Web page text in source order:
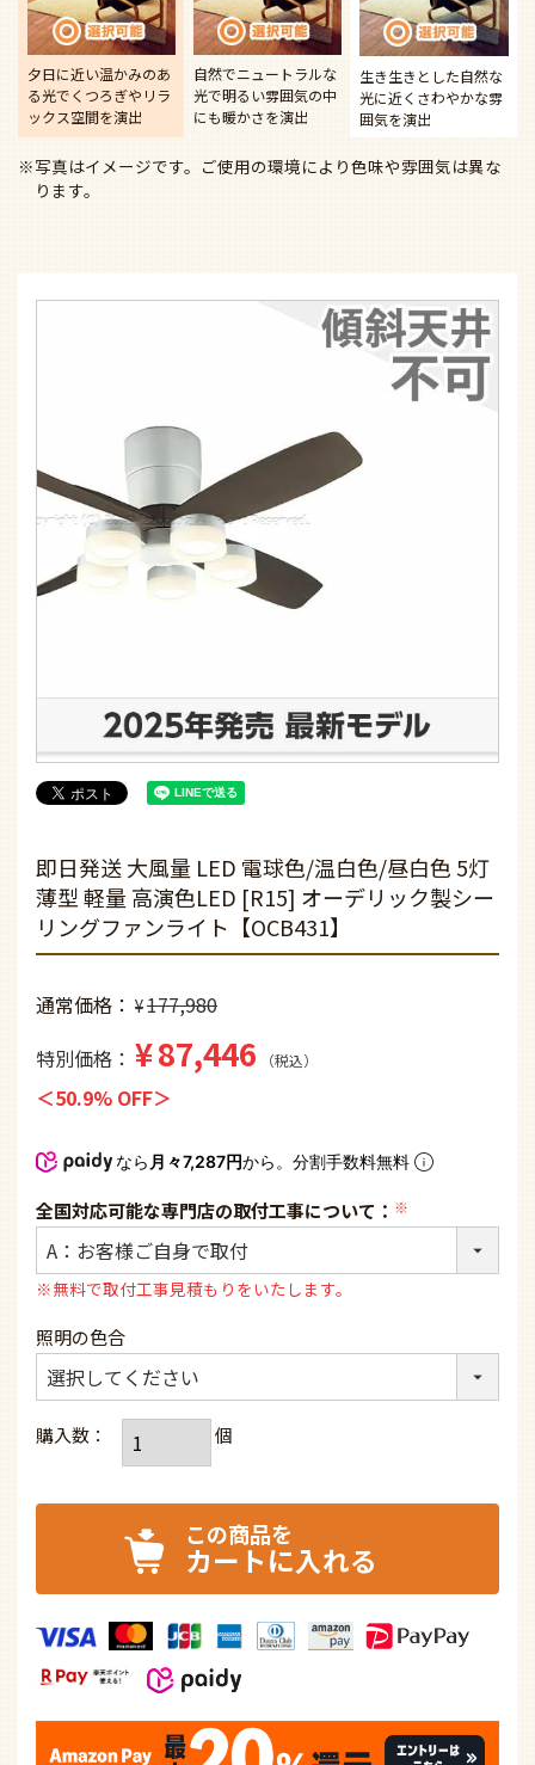
夕日に近い温かみのあ
る光でくつろぎやリラ
ックス空間を演出
自然でニュートラルな
光で明るい雰囲気の中
にも暖かさを演出
生き生きとした自然な
光に近く さわやかな雰
囲気を演出
※写真はイメージです。ご使用の環境により色味や雰囲気は異な
ります。
即日発送 大風量 LED 電球色/温白色/昼白色 5灯
薄型 軽量 高演色LED [R15] オーデリック製シー
リングファンライト【OCB431】
通常価格 ¥177,980
特別価格
¥87,446 税込
50.9% OFF
なら 月々7,287円から。分割手数料無料
全国対応可能な専門店の取付工事について：
(必
※無料で取付工事見積もりをいたします。
照明の色合
カートに入れる